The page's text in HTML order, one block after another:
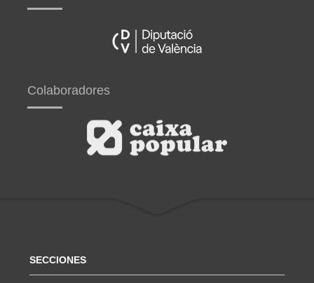
Colaboradores
SECCIONES